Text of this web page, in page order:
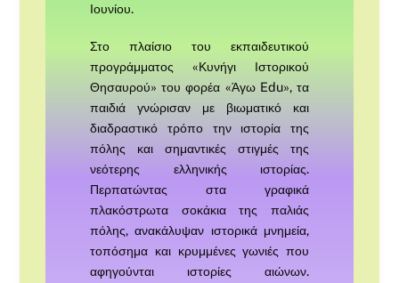
Ιουνίου.
Στο πλαίσιο του εκπαιδευτικού
προγράμματος «Κυνήγι Ιστορικού
Θησαυρού» του φορέα «Άγω Edu», τα
παιδιά γνώρισαν με βιωματικό και
διαδραστικό τρόπο την ιστορία της
πόλης και σημαντικές στιγμές της
νεότερης ελληνικής ιστορίας.
Περπατώντας στα γραφικά
πλακόστρωτα σοκάκια της παλιάς
πόλης, ανακάλυψαν ιστορικά μνημεία,
τοπόσημα και κρυμμένες γωνιές που
αφηγούνται ιστορίες αιώνων.